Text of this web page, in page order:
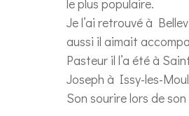
le plus populaire.
Je l’ai retrouvé à
aussi il aimait
Pasteur il l’a été à
Joseph à Issy-les-
Son sourire lors de